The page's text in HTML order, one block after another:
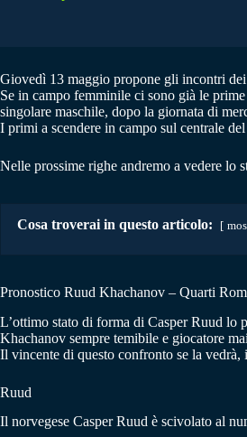
Giovedì 13 maggio propone gli incontri
Se in campo femminile ci sono già le
singolare maschile, dopo la giornata di
I primi a scendere in campo sul centrale
Nelle prossime righe andremo a vedere lo
Cosa troverai in questo articolo:
Pronostico Ruud Khachanov – Quarti
L’ottimo stato di forma di Casper Ruud lo
Khachanov sempre temibile e giocatore
Il vincente di questo confronto se la
Ruud
Il norvegese Casper Ruud è scivolato al